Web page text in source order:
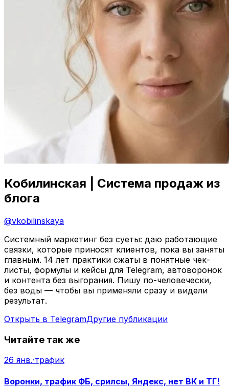
Кобилинская | Система продаж из
блога
@vkobilinskaya
Системный маркетинг без суеты: даю работающие
связки, которые приносят клиентов, пока вы заняты
главным. 14 лет практики сжаты в понятные чек-
листы, формулы и кейсы для Telegram, автоворонок
и контента без выгорания. Пишу по-человечески,
без воды — чтобы вы применяли сразу и видели
результат.
Открыть в TelegramДругие публикации
Читайте так же
26 янв.·трафик
Воронки, трафик ФБ, срилсы, Яндекс, нет ВК и ТГ!